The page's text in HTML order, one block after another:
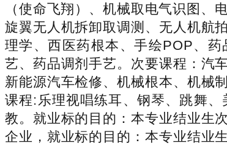
（使命飞翔）、机械取电气识图
旋翼无人机拆卸取调测、无人机航
理学、西医药根本、手绘POP、
艺、药品调剂手艺。次要课程：汽
新能源汽车检修、机械根本、机械
课程:乐理视唱练耳、钢琴、跳舞
教。就业标的目的：本专业结业生
企业，就业标的目的：本专业结业